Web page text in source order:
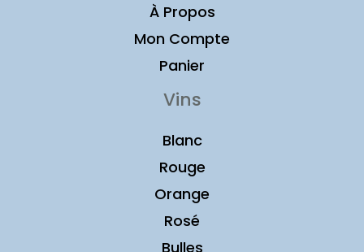
À Propos
Mon Compte
Panier
Vins
Blanc
Rouge
Orange
Rosé
Bulles